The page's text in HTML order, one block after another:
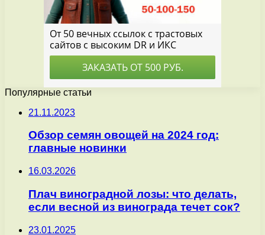
Популярные статьи
21.11.2023
Обзор семян овощей на 2024 год:
главные новинки
16.03.2026
Плач виноградной лозы: что делать,
если весной из винограда течет сок?
23.01.2025